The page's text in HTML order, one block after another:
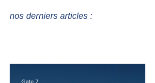
nos derniers articles :
Gate 7